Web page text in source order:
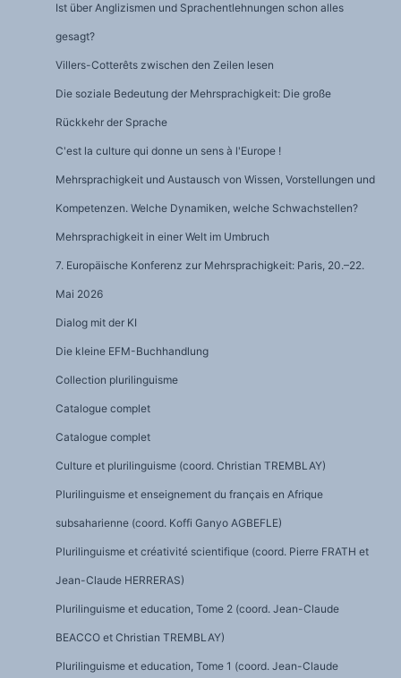
Ist über Anglizismen und Sprachentlehnungen schon alles
gesagt?
Villers-Cotterêts zwischen den Zeilen lesen
Die soziale Bedeutung der Mehrsprachigkeit: Die große
Rückkehr der Sprache
C'est la culture qui donne un sens à l'Europe !
Mehrsprachigkeit und Austausch von Wissen, Vorstellungen und
Kompetenzen. Welche Dynamiken, welche Schwachstellen?
Mehrsprachigkeit in einer Welt im Umbruch
7. Europäische Konferenz zur Mehrsprachigkeit: Paris, 20.–22.
Mai 2026
Dialog mit der KI
Die kleine EFM-Buchhandlung
Collection plurilinguisme
Catalogue complet
Catalogue complet
Culture et plurilinguisme (coord. Christian TREMBLAY)
Plurilinguisme et enseignement du français en Afrique
subsaharienne (coord. Koffi Ganyo AGBEFLE)
Plurilinguisme et créativité scientifique (coord. Pierre FRATH et
Jean-Claude HERRERAS)
Plurilinguisme et education, Tome 2 (coord. Jean-Claude
BEACCO et Christian TREMBLAY)
Plurilinguisme et education, Tome 1 (coord. Jean-Claude